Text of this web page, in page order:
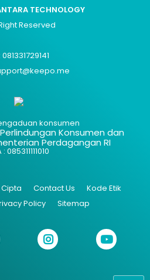
TECHNOLOGY
Reserved
konsumen
Konsumen dan
Perdagangan RI
085311111010
Contact Us
Kode Etik
Policy Sitemap